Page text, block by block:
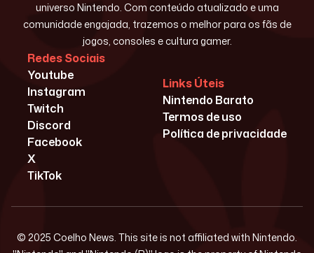
universo Nintendo. Com conteúdo atualizado e uma
comunidade engajada, trazemos o melhor para os fãs de
jogos, consoles e cultura gamer.
Redes Sociais
Youtube
Instagram
Twitch
Discord
Facebook
X
TikTok
Links Úteis
Nintendo Barato
Termos de uso
Política de privacidade
© 2025 Coelho News. This site is not affiliated with Nintendo.